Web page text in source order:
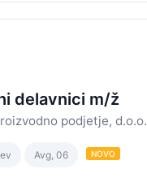
delavnici m/ž
podjetje, d.o.o.
Avg, 06 NOVO